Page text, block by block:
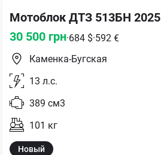
Мотоблок ДТЗ 513БН 2025
30 500 грн·684 $·592 €
Каменка-Бугская
13 л.с.
389 см3
101 кг
Новый